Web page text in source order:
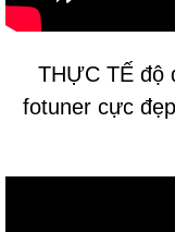
THỰC TẾ độ
fotuner cực đẹp